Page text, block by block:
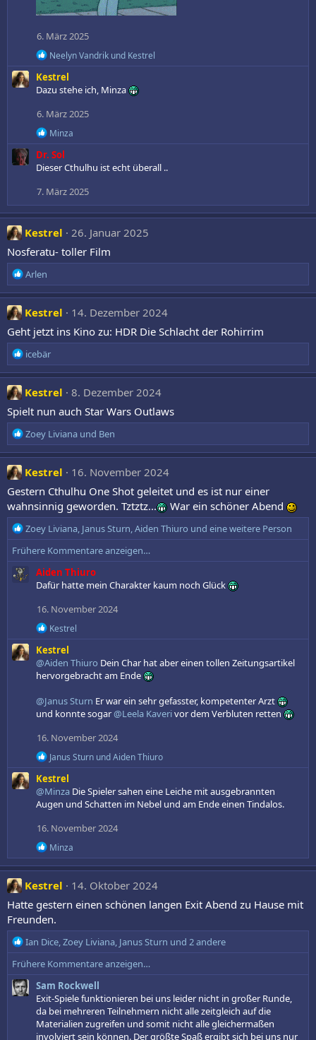
6. März 2025
R
e
a
k
i
n
e
n
:
Neelyn Vandrik und Kestrel
Kestrel
Dazu stehe ich, Minza
6. März 2025
R
e
a
k
i
n
e
n
Minza
Dr. Sol
Dieser Cthulhu ist echt überall ..
7. März 2025
Kestrel
26. Januar 2025
Nosferatu- toller Film
R
e
a
k
i
o
n
e
n
:
Arlen
Kestrel
14. Dezember 2024
Geht jetzt ins Kino zu: HDR Die Schlacht der Rohirrim
R
e
a
k
i
o
n
e
n
:
icebär
Kestrel
8. Dezember 2024
Spielt nun auch Star Wars Outlaws
R
e
a
k
i
o
n
e
n
:
Zoey Liviana und Ben
Kestrel
16. November 2024
Gestern Cthulhu One Shot geleitet und es ist nur einer
wahnsinnig geworden. Tztztz...
War ein schöner Abend
R
e
a
k
t
n
:
Zoey Liviana, Janus Sturn,Aiden Thiuro und eine weitere Person
Frühere Kommentare anzeigen…
Aiden Thiuro
Dafür hatte mein Charakter kaum noch Glück
16. November 2024
R
e
a
k
t
n
e
Kestrel
Kestrel
@Aiden Thiuro Dein Char hat aber einen tollen Zeitungsartikel
hervorgebracht am Ende
@Janus Sturn Er war ein sehr gefasster, kompetenter Arzt
und konnte sogar@Leela Kaverivor dem Verbluten retten
16. November 2024
R
e
a
k
t
i
o
n
e
n
:
Janus Sturn undAiden Thiuro
Kestrel
@Minza Die Spieler sahen eine Leiche mit ausgebrannten
Augen und Schatten im Nebel und am Ende einen Tindalos.
16. November 2024
R
e
a
t
i
n
e
n
:
Minza
Kestrel
14. Oktober 2024
Hatte gestern einen schönen langen Exit Abend zu Hause mit
Freunden.
R
e
a
k
t
Ian Dice,Zoey Liviana, Janus Sturn und 2 andere
Frühere Kommentare anzeigen…
Sam Rockwell
Exit-Spiele funktionieren bei uns leider nicht in großer Runde,
da bei mehreren Teilnehmern nicht alle zeitgleich auf die
Materialien zugreifen und somit nicht alle gleichermaßen
involviert sein können. Der größte Spaß ergibt sich bei uns nur